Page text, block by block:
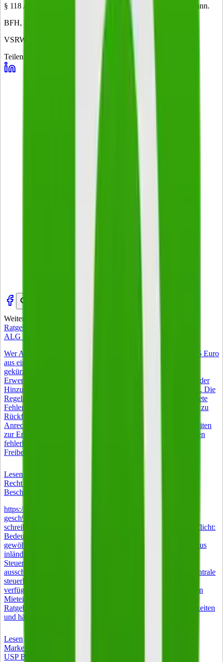
§ 118 Abs. 2 FGO neue Sachverhalte nicht berücksichtigen kann.
BFH, Beschluss vom 20.10.2011, Az. V B 71/11
VSRW-Verlag
Teilen:
Weitere Artikel
Ratgeber
ALG 1 Zuverdienst – was 2026 gilt
Wer Arbeitslosengeld I bezieht, darf 2026 monatlich bis zu 165 Euro
aus einem Nebenjob behalten, ohne dass das Arbeitslosengeld
gekürzt wird. Voraussetzung ist, dass die wöchentliche
Erwerbstätigkeit unter 15 Stunden bleibt. Jeder Euro oberhalb der
Hinzuverdienstgrenze wird vollständig vom ALG I abgezogen. Die
Regeln wirken auf den ersten Blick einfach, haben aber konkrete
Fehlerquellen bei Anrechnung, Meldepflichten und Steuer, die zu
Rückforderungen führen können. Dieser Guide erklärt die
Anrechnungsmechanik mit Beispielrechnung, zeigt Möglichkeiten
zur Erhöhung des Freibetrags und hilft beim Widerspruch gegen
fehlerhafte Bescheide. Die Kurzversion 165 Euro monatlicher
Freibetrag auf den Nebenverdienst bei ALG-I-Bezug.
Lesen
Recht & Steuern
Beschränkte Steuerpflicht: Bedeutung und Anwendung
https://www.istockphoto.com/de/foto/nahaufnahme-eines-
gesch%C3%A4ftsmanns-der-statistiken-und-grafiken-am-
schreibtisch-gm2211543779-628526355 Beschränkte Steuerpflicht:
Bedeutung und Anwendung Wer keinen Wohnsitz und keinen
gewöhnlichen Aufenthalt in Deutschland hat, aber Einkünfte aus
inländischen Quellen bezieht, unterliegt der beschränkten
Steuerpflicht nach § 1 Absatz 4 EStG. Besteuert wird dann
ausschließlich der im Inland erzielte Teil des Einkommens. Zentrale
steuerliche Entlastungen entfallen oder sind nur eingeschränkt
verfügbar. Betroffen sind vor allem Auswanderer mit deutschen
Mieteinnahmen und Rentner mit Wohnsitz im Ausland. Dieser
Ratgeber erläutert die Rechtsgrundlagen, Gestaltungsmöglichkeiten
und häufige Praxisfehler.
Lesen
Marketing
USP Bedeutung – was ein Alleinstellungsmerkmal ausmacht